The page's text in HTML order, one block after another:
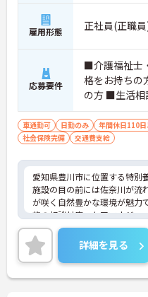
雇用形態 正社員(正職
応募要件
■介護福祉士
格をお持ちの
の方 ■生活相
車通勤可 日勤のみ 年間休日110
社会保険完備
交通費支給
愛知県豊川市に位置する特別
施設の目の前には佐奈川が流
が咲く自然豊かな環境が魅力
族の相談対応、ケアマネジャ
相談員として専門性を発揮で
業務のサポートにも携わりな
心した暮らしを支えるやりが
間休日110日、残業は月平均
プライベートとの両立もしや
詳細を見る